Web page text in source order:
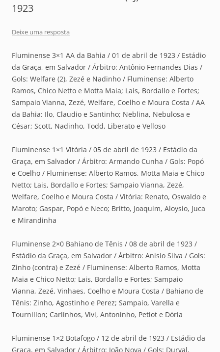
1923
Deixe uma resposta
Fluminense 3×1 AA da Bahia / 01 de abril de 1923 / Estádio
da Graça, em Salvador / Árbitro: Antônio Fernandes Dias /
Gols: Welfare (2), Zezé e Nadinho / Fluminense: Alberto
Ramos, Chico Netto e Motta Maia; Lais, Bordallo e Fortes;
Sampaio Vianna, Zezé, Welfare, Coelho e Moura Costa / AA
da Bahia: Ilo, Claudio e Santinho; Neblina, Nebulosa e
César; Scott, Nadinho, Todd, Liberato e Velloso
Fluminense 1×1 Vitória / 05 de abril de 1923 / Estádio da
Graça, em Salvador / Árbitro: Armando Cunha / Gols: Popó
e Coelho / Fluminense: Alberto Ramos, Motta Maia e Chico
Netto; Lais, Bordallo e Fortes; Sampaio Vianna, Zezé,
Welfare, Coelho e Moura Costa / Vitória: Renato, Oswaldo e
Maroto; Gaspar, Popó e Neco; Britto, Joaquim, Aloysio, Juca
e Mirandinha
Fluminense 2×0 Bahiano de Tênis / 08 de abril de 1923 /
Estádio da Graça, em Salvador / Árbitro: Anisio Silva / Gols:
Zinho (contra) e Zezé / Fluminense: Alberto Ramos, Motta
Maia e Chico Netto; Lais, Bordallo e Fortes; Sampaio
Vianna, Zezé, Vinhaes, Coelho e Moura Costa / Bahiano de
Tênis: Zinho, Agostinho e Perez; Sampaio, Varella e
Tournillon; Carlinhos, Vivi, Antoninho, Petiot e Dória
Fluminense 1×2 Botafogo / 12 de abril de 1923 / Estádio da
Graça, em Salvador / Árbitro: João Nova / Gols: Durval,